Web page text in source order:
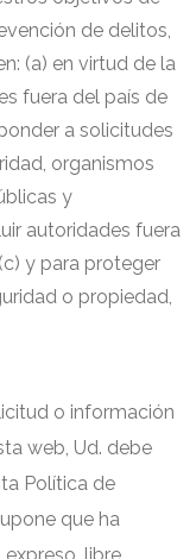
de delitos,
(a) en virtud de la
fuera del país de
a solicitudes
organismos
y
autoridades fuera
y para proteger
o propiedad,
o información
web, Ud. debe
Política de
que ha